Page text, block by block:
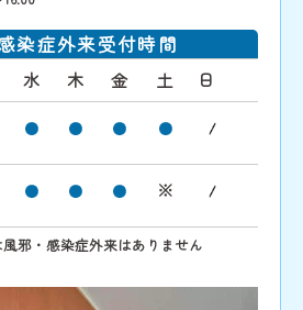
染症外来受付時間
水 木 金 土
日
※
邪・感染症外来はありません